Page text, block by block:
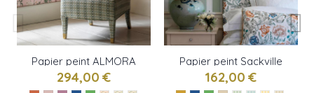
Papier peint ALMORA
de Nina Campbell
294,00 €
Papier peint Sackville
Stripe de Nina
Campbell
162,00 €